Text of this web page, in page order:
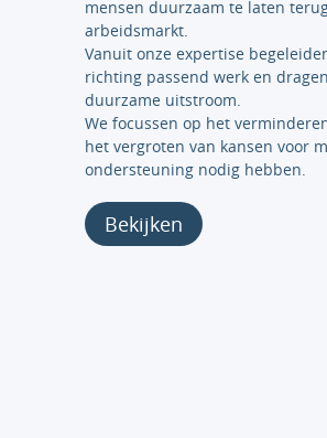
mensen duurzaam te laten
arbeidsmarkt.
Vanuit onze expertise
richting passend werk en
duurzame uitstroom.
We focussen op het
het vergroten van kansen voor
ondersteuning nodig hebben.
Bekijken